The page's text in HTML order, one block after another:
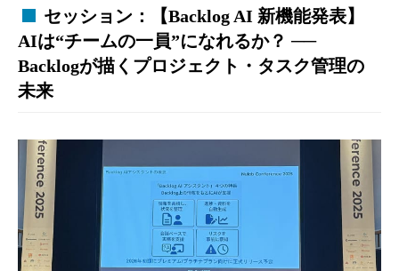
セッション：【Backlog AI 新機能発表】
AIは“チームの一員”になれるか？ ──
Backlogが描くプロジェクト・タスク管理の
未来